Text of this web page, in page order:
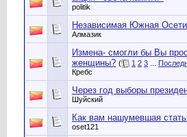
politik
Независимая Южная
Алмазик
Измена- смогли бы Вы
женщины? ( 1 2 3
Кребс
Через год выборы
Шуйский
Как вам нашумевшая
oset121